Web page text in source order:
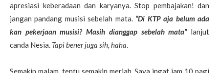
apresiasi keberadaan dan karyanya. Stop pembajakan! dan
jangan pandang musisi sebelah mata. “Di KTP aja belum ada
kan pekerjaan musisi? Masih dianggap sebelah mata”lanjut
canda Nesia. Tapi bener juga sih, haha.